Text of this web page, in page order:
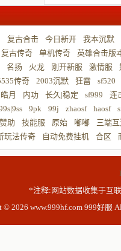
复古合击 今日新开
我本沉默
复古传奇 单机传奇
英雄合击版
名扬 火龙 刚开新服 激情服
传奇 2003沉默 狂雷
sf520
皓月 内功 长久|稳定 sf999
连
9pk 99j zhaosf haosf
赞助 技能服 原始 嘟嘟
三端
玩法传奇 自动免费挂机 合区
*注释:网站数据收集于互
© 2026 www.999hf.com 999好服